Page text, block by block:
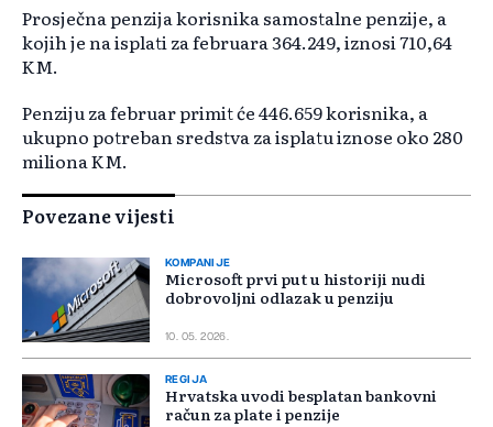
Prosječna penzija korisnika samostalne penzije, a
kojih je na isplati za februara 364.249, iznosi 710,64
KM.
Penziju za februar primit će 446.659 korisnika, a
ukupno potreban sredstva za isplatu iznose oko 280
miliona KM.
Povezane vijesti
KOMPANIJE
Microsoft prvi put u historiji nudi
dobrovoljni odlazak u penziju
10. 05. 2026.
REGIJA
Hrvatska uvodi besplatan bankovni
račun za plate i penzije